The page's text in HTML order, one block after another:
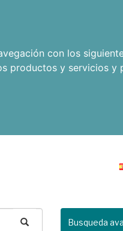
con los
productos y servicios y
Busqueda